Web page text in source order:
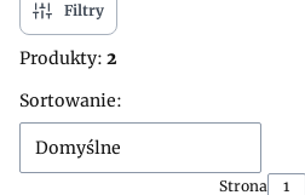
Filtry
Produkty: 2
Lista produktów
Sortowanie:
Domyślne
Strona